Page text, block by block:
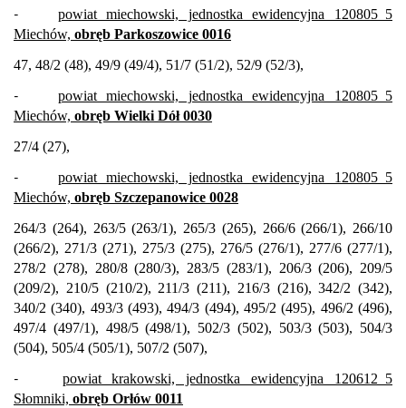
-
powiat miechowski, jednostka ewidencyjna 120805_5
Miechów, obręb Parkoszowice 0016
47, 48/2 (48), 49/9 (49/4), 51/7 (51/2), 52/9 (52/3),
-
powiat miechowski, jednostka ewidencyjna 120805_5
Miechów, obręb Wielki Dół 0030
27/4 (27),
-
powiat miechowski, jednostka ewidencyjna 120805_5
Miechów, obręb Szczepanowice 0028
264/3 (264), 263/5 (263/1), 265/3 (265), 266/6 (266/1), 266/10
(266/2), 271/3 (271), 275/3 (275), 276/5 (276/1), 277/6 (277/1),
278/2 (278), 280/8 (280/3), 283/5 (283/1), 206/3 (206), 209/5
(209/2), 210/5 (210/2), 211/3 (211), 216/3 (216), 342/2 (342),
340/2 (340), 493/3 (493), 494/3 (494), 495/2 (495), 496/2 (496),
497/4 (497/1), 498/5 (498/1), 502/3 (502), 503/3 (503), 504/3
(504), 505/4 (505/1), 507/2 (507),
-
powiat krakowski, jednostka ewidencyjna 120612_5
Słomniki, obręb Orłów 0011